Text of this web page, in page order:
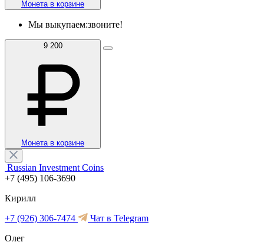
Монета в корзине
Мы выкупаем:звоните!
9 200
Монета в корзине
Russian Investment Coins
+7 (495) 106-3690
Кирилл
+7 (926) 306-7474
Чат в Telegram
Олег